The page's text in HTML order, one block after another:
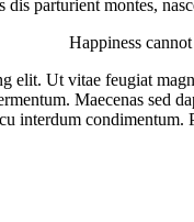
parturient montes,
Happiness
elit. Ut vitae feugiat
Maecenas sed
interdum